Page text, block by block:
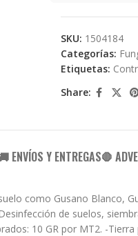
SKU: 1504184
Categorías:
Etiquetas:
Share:
ENVÍOS Y ENTREGAS🛑
como Gusano Blanco,
de suelos,
10 GR por MT2. -